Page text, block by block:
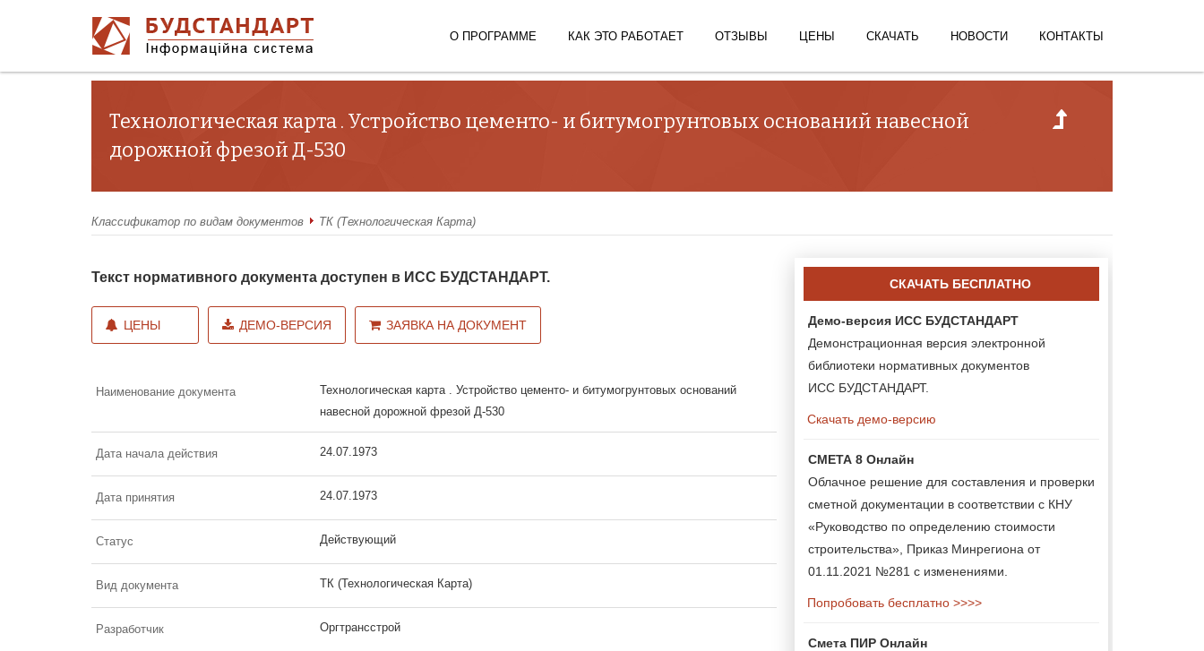
О ПРОГРАММЕ КАК ЭТО РАБОТАЕТ ОТЗЫВЫ ЦЕНЫ СКАЧАТЬ НОВОСТИ КОНТАКТЫ
Технологическая карта . Устройство цементо- и битумогрунтовых оснований навесной
дорожной фрезой Д-530
Классификатор по видам документов ТК (Технологическая Карта)
Текст нормативного документа доступен в ИСС БУДСТАНДАРТ.
ЦЕНЫ ДЕМО-ВЕРСИЯ ЗАЯВКА НА ДОКУМЕНТ
Наименование документа
Технологическая карта . Устройство цементо- и битумогрунтовых оснований
навесной дорожной фрезой Д-530
Дата начала действия 24.07.1973
Дата принятия 24.07.1973
Статус Действующий
Вид документа ТК (Технологическая Карта)
Разработчик Оргтрансстрой
СКАЧАТЬ БЕСПЛАТНО
Демо-версия ИСС БУДСТАНДАРТ
Демонстрационная версия электронной
библиотеки нормативных документов
ИСС БУДСТАНДАРТ.
Скачать демо-версию
СМЕТА 8 Онлайн
Облачное решение для составления и проверки
сметной документации в соответствии с КНУ
«Руководство по определению стоимости
строительства», Приказ Минрегиона от
01.11.2021 №281 с изменениями.
Попробовать бесплатно >>>>
Смета ПИР Онлайн